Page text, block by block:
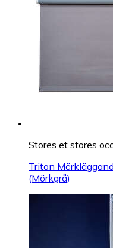
Stores et stores
Triton
(Mörkgrå)